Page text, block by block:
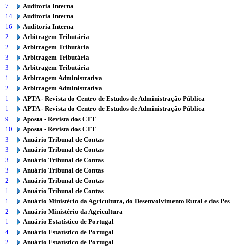
7
Auditoria Interna
14
Auditoria Interna
16
Auditoria Interna
2
Arbitragem Tributária
2
Arbitragem Tributária
3
Arbitragem Tributária
3
Arbitragem Tributária
1
Arbitragem Administrativa
2
Arbitragem Administrativa
1
APTA - Revista do Centro de Estudos de Administração Pública
1
APTA - Revista do Centro de Estudos de Administração Pública
9
Aposta - Revista dos CTT
10
Aposta - Revista dos CTT
3
Anuário Tribunal de Contas
3
Anuário Tribunal de Contas
3
Anuário Tribunal de Contas
3
Anuário Tribunal de Contas
2
Anuário Tribunal de Contas
1
Anuário Tribunal de Contas
1
Anuário Ministério da Agricultura, do Desenvolvimento Rural e das
2
Anuário Ministério da Agricultura
1
Anuário Estatístico de Portugal
4
Anuário Estatístico de Portugal
2
Anuário Estatístico de Portugal